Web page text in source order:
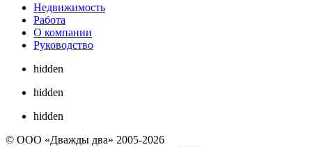
Недвижимость
Работа
О компании
Руководство
hidden
hidden
hidden
© ООО «Дважды два» 2005-2026